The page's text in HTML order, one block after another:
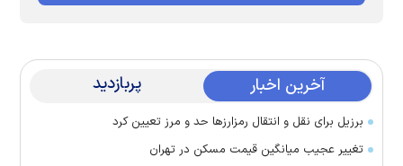
آخرین اخبار پربازدید
برزیل برای نقل‌ و انتقال رمزارز‌ها حد و مرز تعیین کرد
تغییر عجیب میانگین قیمت مسکن در تهران